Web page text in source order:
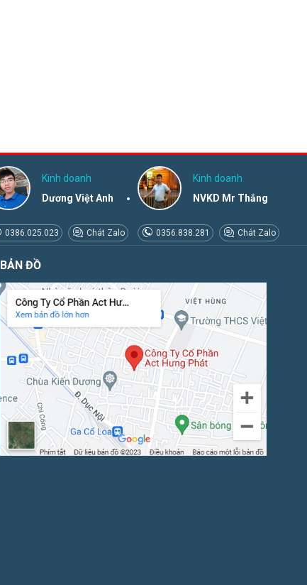
Kinh doanh
Dương Việt Anh
0386.025.023 Chát Zalo
Kinh doanh
NVKD Mr Thắng
0356.838.281 Chát Zalo
BẢN ĐỒ